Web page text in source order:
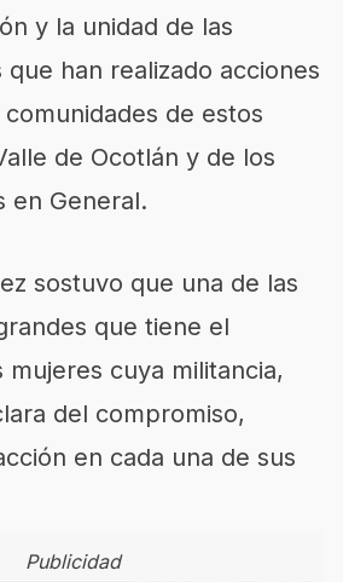
y la unidad de las
han realizado acciones
de estos
de Ocotlán y de los
en General.
sostuvo que una de las
que tiene el
mujeres cuya militancia,
del compromiso,
en cada una de sus
Publicidad